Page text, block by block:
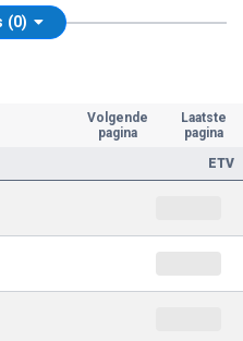
(0)
Volgende
pagina
Laatste
pagina
ETV